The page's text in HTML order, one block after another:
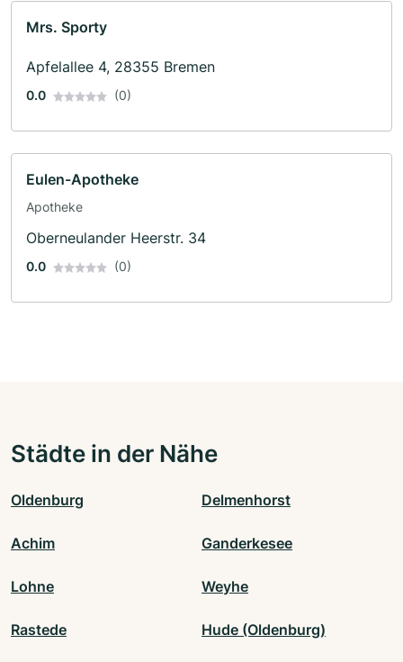
Mrs. Sporty
Apfelallee 4, 28355 Bremen
0.0 (0)
Eulen-Apotheke
Apotheke
Oberneulander Heerstr. 34
0.0 (0)
Städte in der Nähe
Oldenburg Delmenhorst
Achim Ganderkesee
Lohne Weyhe
Rastede Hude (Oldenburg)